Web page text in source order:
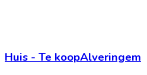
Huis - Te koopAlveringem